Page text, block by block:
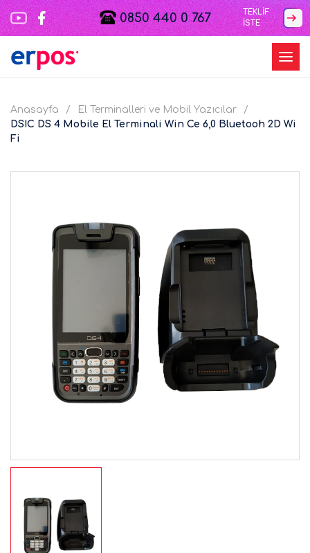
0850 440 0 767
TEKLİF
İSTE
Anasayfa
El Terminalleri ve Mobil Yazıcılar
DSIC DS 4 Mobile El Terminali Win Ce 6,0 Bluetooh 2D Wi
Fi